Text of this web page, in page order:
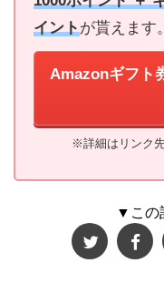
イントが貰えます。
Amazonギフト
※詳細はリンク
▼この